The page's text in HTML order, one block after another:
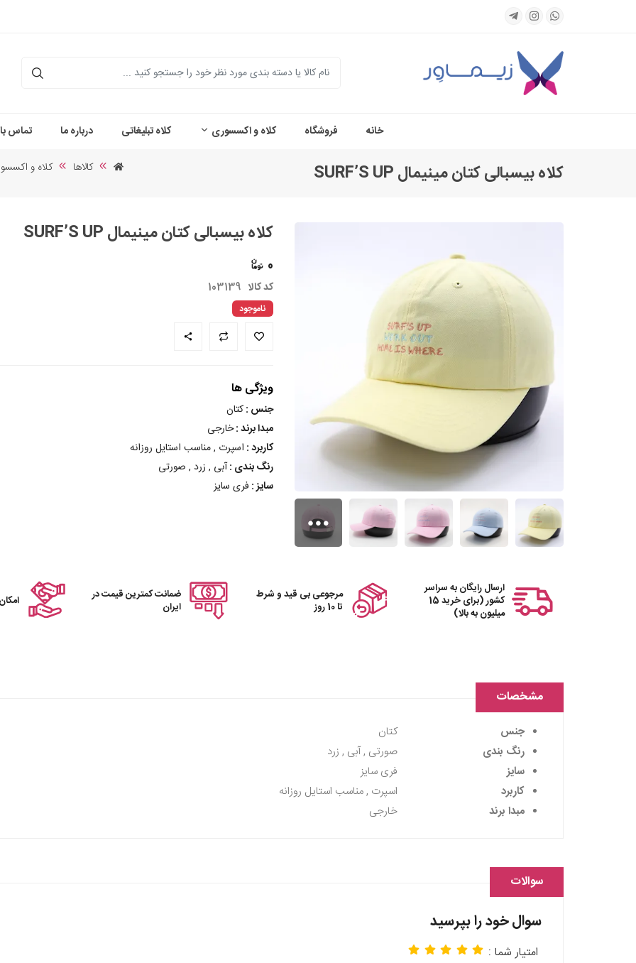
جستجو
خانه فروشگاه کلاه و اکسسوری کلاه تبلیغاتی درباره ما تماس
کلاه بیسبالی کتان مینیمال SURF’S UP کالاها کلاه و
کلاه بیسبالی کتان مینیمال SURF’S UP
0
کد کالا 103139
ناموجود
ویژگی ها
جنس :کتان
مبدا برند :خارجی
کاربرد : اسپرت , مناسب استایل روزانه
رنگ بندی :آبی , زرد , صورتی
سایز : فری سایز
ارسال رایگان به سراسر
کشور (برای خرید 15
میلیون به بالا)
مرجوعی بی قید و شرط
تا 10 روز
ضمانت کمترین قیمت در
ایران
مشخصات
جنس
کتان
رنگ بندی
صورتی , آبی , زرد
سایز
فری سایز
کاربرد
اسپرت , مناسب استایل روزانه
مبدا برند
خارجی
سوالات
سوال خود را بپرسید
امتیار شما :